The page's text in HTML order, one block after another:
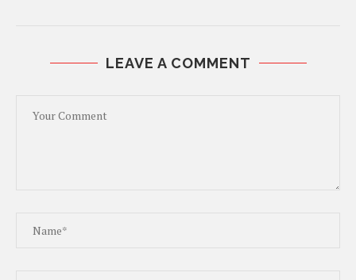
LEAVE A COMMENT